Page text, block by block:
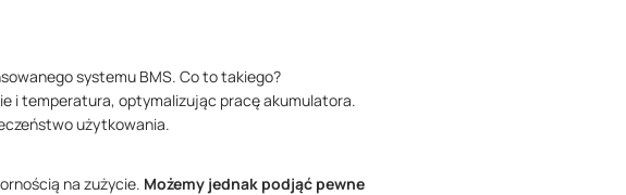
systemu BMS. Co to takiego?
i temperatura, optymalizując pracę akumulatora.
użytkowania.
na zużycie. Możemy jednak podjąć pewne